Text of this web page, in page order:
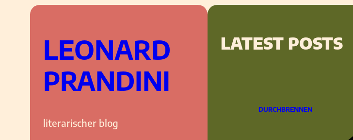
LEONARD
PRANDINI
literarischer blog
LATEST POSTS
DURCHBRENNEN